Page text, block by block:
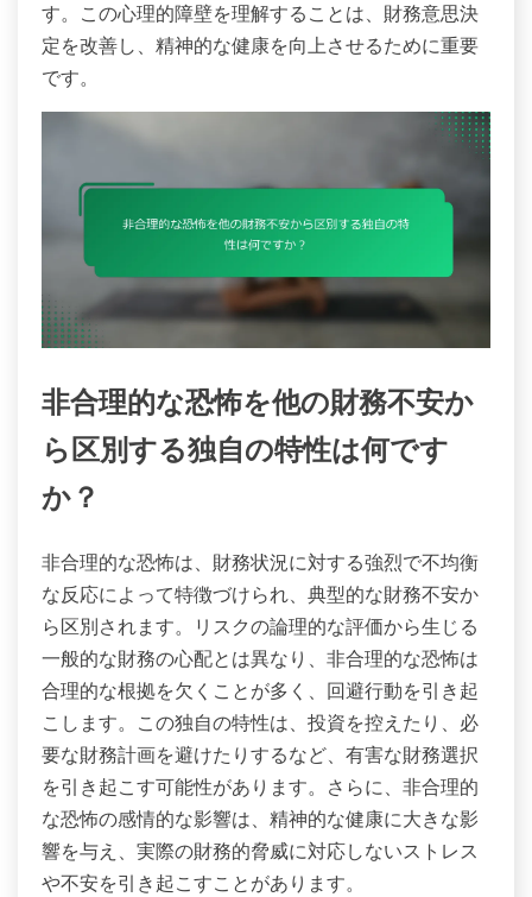
す。この心理的障壁を理解することは、財務意思決
定を改善し、精神的な健康を向上させるために重要
です。
非合理的な恐怖を他の財務不安か
ら区別する独自の特性は何です
か？
非合理的な恐怖は、財務状況に対する強烈で不均衡
な反応によって特徴づけられ、典型的な財務不安か
ら区別されます。リスクの論理的な評価から生じる
一般的な財務の心配とは異なり、非合理的な恐怖は
合理的な根拠を欠くことが多く、回避行動を引き起
こします。この独自の特性は、投資を控えたり、必
要な財務計画を避けたりするなど、有害な財務選択
を引き起こす可能性があります。さらに、非合理的
な恐怖の感情的な影響は、精神的な健康に大きな影
響を与え、実際の財務的脅威に対応しないストレス
や不安を引き起こすことがあります。